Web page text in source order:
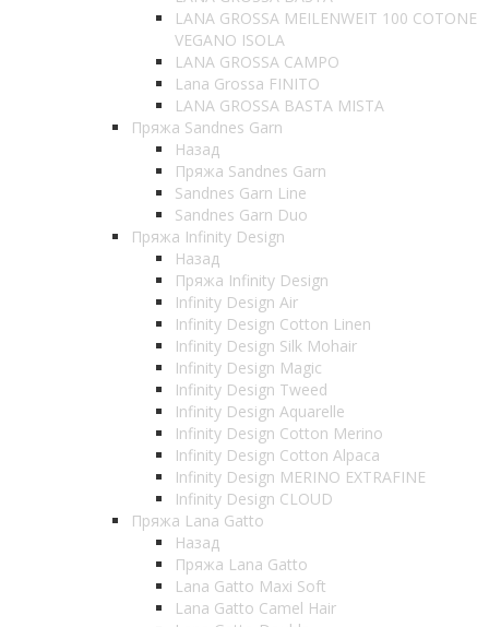
LANA GROSSA MEILENWEIT 100 COTONE
VEGANO ISOLA
LANA GROSSA CAMPO
Lana Grossa FINITO
LANA GROSSA BASTA MISTA
Пряжа Sandnes Garn
Назад
Пряжа Sandnes Garn
Sandnes Garn Line
Sandnes Garn Duo
Пряжа Infinity Design
Назад
Пряжа Infinity Design
Infinity Design Air
Infinity Design Cotton Linen
Infinity Design Silk Mohair
Infinity Design Magic
Infinity Design Tweed
Infinity Design Aquarelle
Infinity Design Cotton Merino
Infinity Design Cotton Alpaca
Infinity Design MERINO EXTRAFINE
Infinity Design CLOUD
Пряжа Lana Gatto
Назад
Пряжа Lana Gatto
Lana Gatto Maxi Soft
Lana Gatto Camel Hair